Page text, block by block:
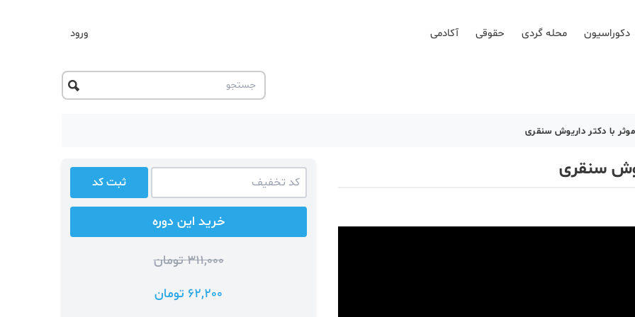
دکوراسیون محله گردی حقوقی آکادمی ورود
با دکتر داریوش سنقری
سنقری
ثبت کد
خرید این دوره
311,000 تومان
62,200 تومان